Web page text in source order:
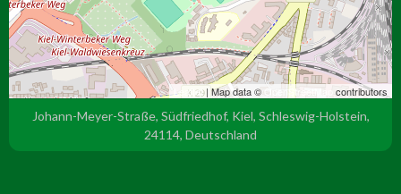
Leaflet| Map data © OpenStreetMap contributors
Johann-Meyer-Straße, Südfriedhof, Kiel, Schleswig-Holstein,
24114, Deutschland